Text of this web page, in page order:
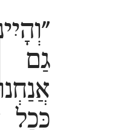
גַם
כְּכָל